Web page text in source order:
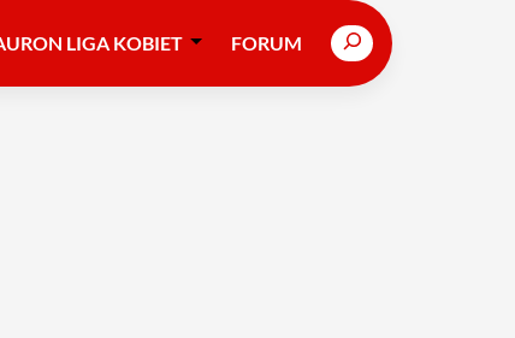
LIGA KOBIET FORUM Search